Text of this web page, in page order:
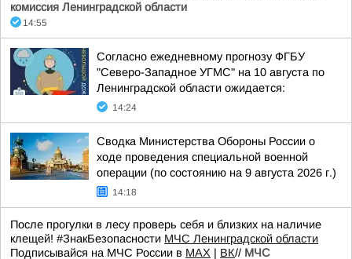
комиссия Ленинградской области
14:55
Согласно ежедневному прогнозу ФГБУ
"Северо-Западное УГМС" на 10 августа по
Ленинградской области ожидается:
14:24
Сводка Министерства Обороны России о
ходе проведения специальной военной
операции (по состоянию на 9 августа 2026 г.)
14:18
После прогулки в лесу проверь себя и близких на наличие
клещей! #ЗнакБезопасности МЧС Ленинградской области
Подписывайся на МЧС России в MAX | ВК// МЧС